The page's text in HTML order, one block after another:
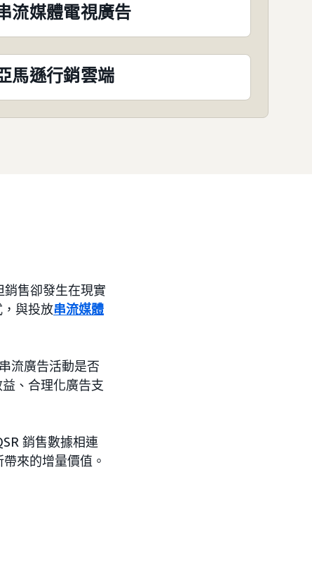
流媒體電視廣告
馬遜行銷雲端
銷售卻發生在現實
與投放串流媒體
流廣告活動是否
、合理化廣告支
銷售數據相連
來的增量價值。